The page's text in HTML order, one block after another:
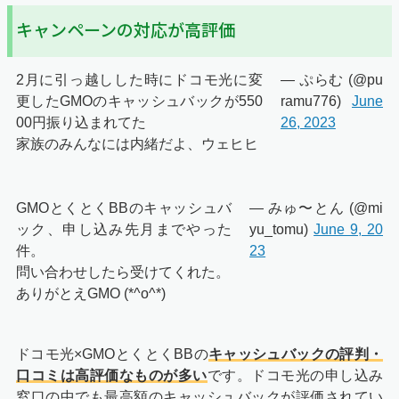
キャンペーンの対応が高評価
2月に引っ越しした時にドコモ光に変
更したGMOのキャッシュバックが550
00円振り込まれてた
家族のみんなには内緒だよ、ウェヒヒ
— ぷらむ (@pu
ramu776) June
26, 2023
GMOとくとくBBのキャッシュバ
ック、申し込み先月までやった
件。
問い合わせしたら受けてくれた。
ありがとえGMO (*^o^*)
— みゅ〜とん (@mi
yu_tomu)June 9, 20
23
ドコモ光×GMOとくとくBBのキャッシュバックの評判・
口コミは高評価なものが多いです。ドコモ光の申し込み